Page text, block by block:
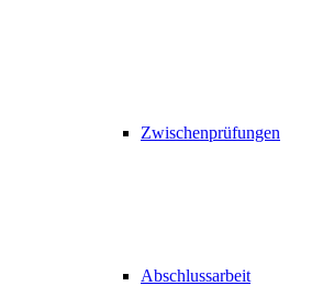
Zwischenprüfungen
Abschlussarbeit